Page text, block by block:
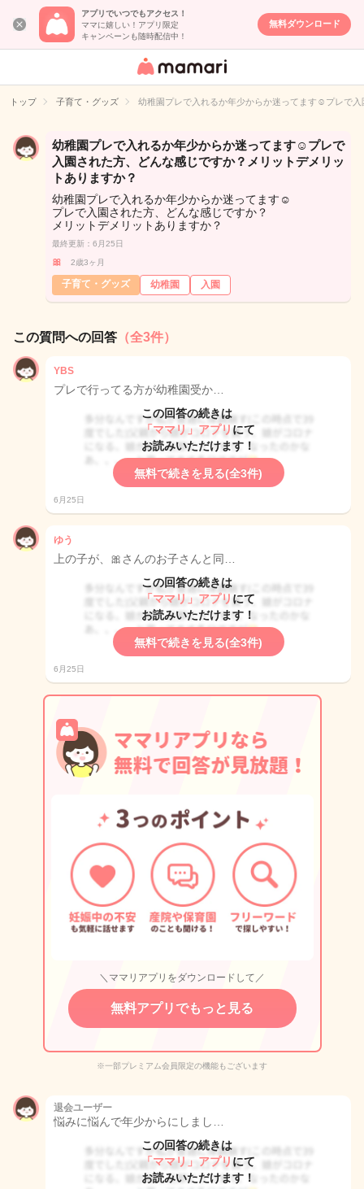
アプリでいつでもアクセス！
ママに嬉しい！アプリ限定
キャンペーンも随時配信中！
無料ダウンロード
女性専用匿名QA
イト
トップ 子育て・グッズ 幼稚園プレで入れるか年少からか迷ってます☺️プレで
幼稚園プレで入れるか年少からか迷ってます☺️プレで
入園された方、どんな感じですか？メリットデメリッ
トありますか？
幼稚園プレで入れるか年少からか迷ってます☺️
プレで入園された方、どんな感じですか？
メリットデメリットありますか？
最終更新：6月25日
🎀 2歳3ヶ月
子育て・グッズ 幼稚園 入園
この質問への回答 （全3件）
YBS
プレで行ってる方が幼稚園受か…
この回答の続きは
「ママリ」アプリ にて
お読みいただけます！
無料で続きを見る(全3件)
6月25日
ゆう
上の子が、🎀さんのお子さんと同…
この回答の続きは
「ママリ」アプリ にて
お読みいただけます！
無料で続きを見る(全3件)
6月25日
＼ママリアプリをダウンロードして／
無料アプリでもっと見る
※一部プレミアム会員限定の機能もございます
退会ユーザー
悩みに悩んで年少からにしまし…
この回答の続きは
「ママリ」アプリ にて
お読みいただけます！